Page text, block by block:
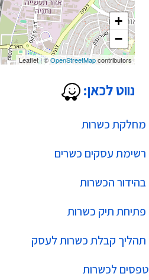
מחלקת כשרות
רשימת עסקים כשרים
בהידור הכשרות
פתיחת תיק כשרות
תהליך קבלת כשרות לעסק
טפסים לכשרות
+
−
Leaflet|©OpenStreetMapcontributors
נווט לכאן: